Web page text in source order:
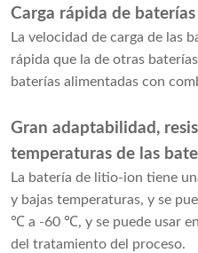
Carga rápida de
La velocidad de carga de las
rápida que la de otras
baterías alimentadas con
Gran adaptabilidad,
temperaturas de las
La batería de litio-ion tiene
y bajas temperaturas, y se
℃ a -60 ℃, y se puede usar
del tratamiento del proceso.